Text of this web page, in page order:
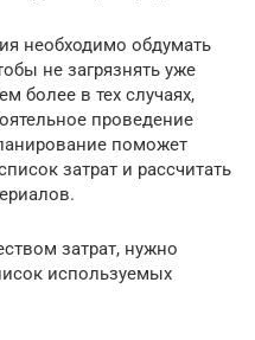
необходимо обдумать
не загрязнять уже
более в тех случаях,
проведение
поможет
затрат и рассчитать
затрат, нужно
используемых